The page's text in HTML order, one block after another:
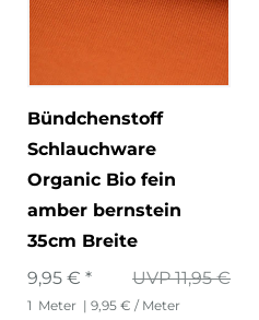
Bündchenstoff
Schlauchware
Organic Bio fein
amber bernstein
35cm Breite
UVP 11,95 €
9,95 € *
1 Meter | 9,95 € / Meter